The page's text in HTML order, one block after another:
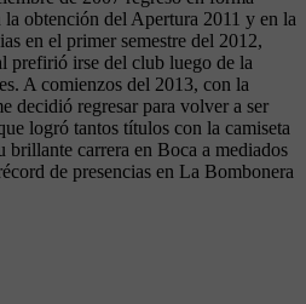
obtención del Apertura 2011 y en la
en el primer semestre del 2012,
prefirió irse del club luego de la
A comienzos del 2013, con la
decidió regresar para volver a ser
logró tantos títulos con la camiseta
brillante carrera en Boca a mediados
de presencias en La Bombonera